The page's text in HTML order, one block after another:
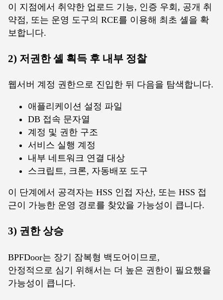
이 지점에서 취약한 업로드 기능, 인증 우회, 공개 취
약점, 또는 운영 도구의 RCE를 이용해 최초 셸을 확
보합니다.
2) 저권한 셸 획득 후 내부 정찰
웹서버 계정 권한으로 진입한 뒤 다음을 탐색합니다.
애플리케이션 설정 파일
DB 접속 문자열
계정 및 권한 구조
서비스 실행 계정
내부 네트워크 연결 대상
스크립트, 크론, 자동배포 도구
이 단계에서 공격자는 HSS 인접 자산, 또는 HSS 접
근이 가능한 운영 경로를 찾았을 가능성이 큽니다.
3) 권한 상승
BPFDoor는 장기 잠복형 백도어이므로,
안정적으로 심기 위해서는 더 높은 권한이 필요했을
가능성이 큽니다.